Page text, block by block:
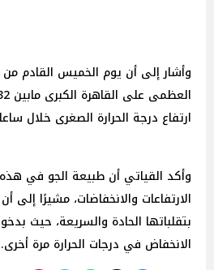
وأشار إلى أن يوم الخميس القادم
ارتفاع درجة الحرارة الصغرى خلال
وأكد القياتي أن طبيعة الجو في
الارتفاعات والانخفاضات، مشيرًا إلى
بتقلباتها الحادة والسريعة، حيث
الانخفاض في درجات الحرارة مرة أخرى.